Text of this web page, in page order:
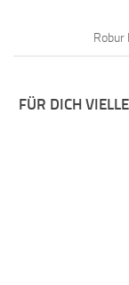
Robur
FÜR DICH